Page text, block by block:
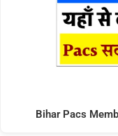
Bihar Pacs